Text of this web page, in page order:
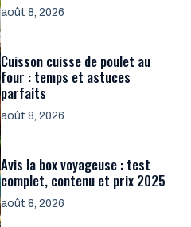
août 8, 2026
Cuisson cuisse de poulet au
four : temps et astuces
parfaits
août 8, 2026
Avis la box voyageuse : test
complet, contenu et prix 2025
août 8, 2026